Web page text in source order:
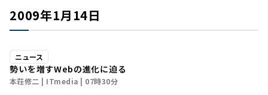
2009年1月14日
ニュース
勢いを増すWebの進化に迫る
本荘修二 ITmedia 07時30分